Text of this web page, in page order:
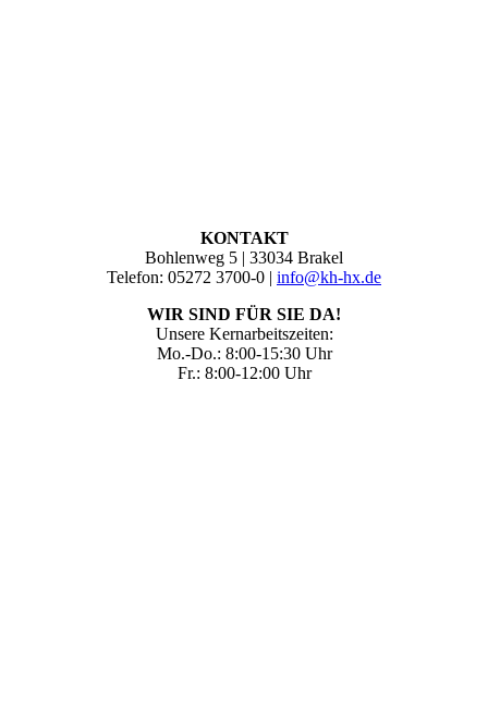
KONTAKT
Bohlenweg 5 | 33034 Brakel
Telefon: 05272 3700-0 | info@kh-hx.de
WIR SIND FÜR SIE DA!
Unsere Kernarbeitszeiten:
Mo.-Do.: 8:00-15:30 Uhr
Fr.: 8:00-12:00 Uhr